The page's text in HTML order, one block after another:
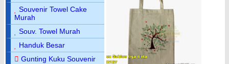
Souvenir Towel Cake
Murah
Souv. Towel Murah
Handuk Besar
Gunting Kuku Souvenir